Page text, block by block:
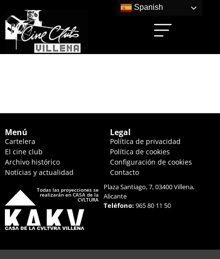
Menú
Cartelera
El cine club
Archivo histórico
Notícias y actualidad
Legal
Política de privacidad
Política de cookies
Configuración de cookies
Contacto
Todas las proyecciones se
realizarán en CASA de la
CVLTURA
Plaza Santiago, 7, 03400 Villena,
Alicante
Teléfono:965 80 11 50
Spanish